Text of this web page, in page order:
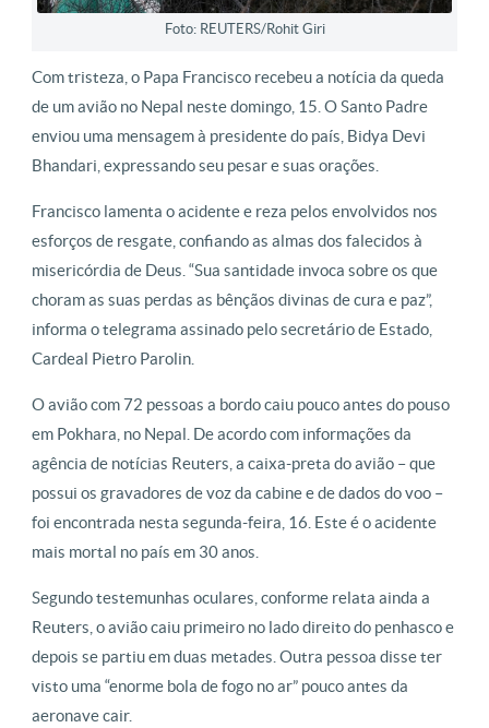
Foto: REUTERS/Rohit Giri
Com tristeza, o Papa Francisco recebeu a notícia da queda
de um avião no Nepal neste domingo, 15. O Santo Padre
enviou uma mensagem à presidente do país, Bidya Devi
Bhandari, expressando seu pesar e suas orações.
Francisco lamenta o acidente e reza pelos envolvidos nos
esforços de resgate, confiando as almas dos falecidos à
misericórdia de Deus. “Sua santidade invoca sobre os que
choram as suas perdas as bênçãos divinas de cura e paz”,
informa o telegrama assinado pelo secretário de Estado,
Cardeal Pietro Parolin.
O avião com 72 pessoas a bordo caiu pouco antes do pouso
em Pokhara, no Nepal. De acordo com informações da
agência de notícias Reuters, a caixa-preta do avião – que
possui os gravadores de voz da cabine e de dados do voo –
foi encontrada nesta segunda-feira, 16. Este é o acidente
mais mortal no país em 30 anos.
Segundo testemunhas oculares, conforme relata ainda a
Reuters, o avião caiu primeiro no lado direito do penhasco e
depois se partiu em duas metades. Outra pessoa disse ter
visto uma “enorme bola de fogo no ar” pouco antes da
aeronave cair.